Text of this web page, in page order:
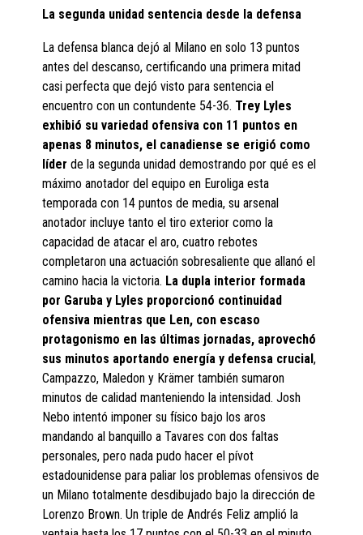
La segunda unidad sentencia desde la defensa
La defensa blanca dejó al Milano en solo 13 puntos
antes del descanso, certificando una primera mitad
casi perfecta que dejó visto para sentencia el
encuentro con un contundente 54-36. Trey Lyles
exhibió su variedad ofensiva con 11 puntos en
apenas 8 minutos, el canadiense se erigió como
líder de la segunda unidad demostrando por qué es el
máximo anotador del equipo en Euroliga esta
temporada con 14 puntos de media, su arsenal
anotador incluye tanto el tiro exterior como la
capacidad de atacar el aro, cuatro rebotes
completaron una actuación sobresaliente que allanó el
camino hacia la victoria. La dupla interior formada
por Garuba y Lyles proporcionó continuidad
ofensiva mientras que Len, con escaso
protagonismo en las últimas jornadas, aprovechó
sus minutos aportando energía y defensa crucial,
Campazzo, Maledon y Krämer también sumaron
minutos de calidad manteniendo la intensidad. Josh
Nebo intentó imponer su físico bajo los aros
mandando al banquillo a Tavares con dos faltas
personales, pero nada pudo hacer el pívot
estadounidense para paliar los problemas ofensivos de
un Milano totalmente desdibujado bajo la dirección de
Lorenzo Brown. Un triple de Andrés Feliz amplió la